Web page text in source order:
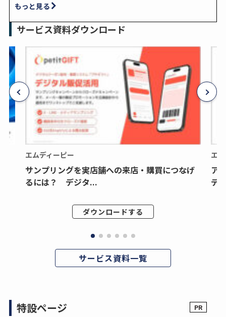
もっと見る
サービス資料ダウンロード
エムディーピー
サンプリングを実店舗への来店・購買につなげ
るには？ デジタ...
ダウンロードする
エ
ア
デ
サービス資料一覧
特設ページ